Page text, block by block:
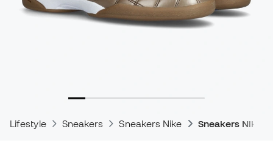
Lifestyle Sneakers Sneakers Nike Sneakers Nike